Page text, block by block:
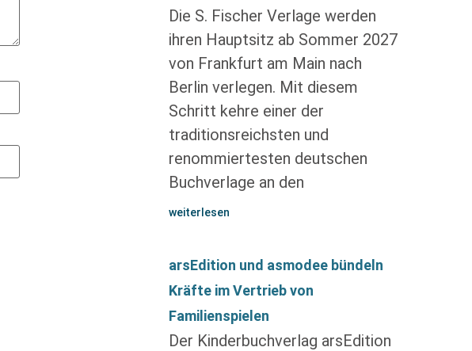
Die S. Fischer Verlage werden
ihren Hauptsitz ab Sommer 2027
von Frankfurt am Main nach
Berlin verlegen. Mit diesem
Schritt kehre einer der
traditionsreichsten und
renommiertesten deutschen
Buchverlage an den
weiterlesen
arsEdition und asmodee bündeln
Kräfte im Vertrieb von
Familienspielen
Der Kinderbuchverlag arsEdition